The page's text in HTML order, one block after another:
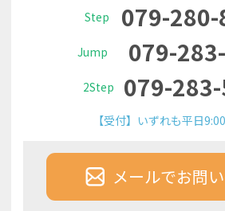
Step 079-
Jump 079-
2Step 079-
【受付】いずれも平日
メールでお問